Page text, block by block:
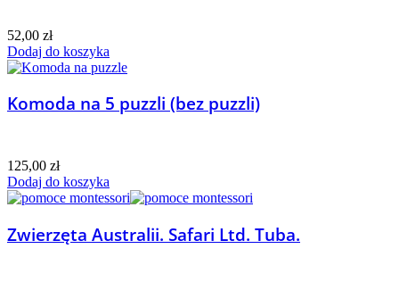
52,00 zł
Dodaj do koszyka
Komoda na 5 puzzli (bez puzzli)
125,00 zł
Dodaj do koszyka
Zwierzęta Australii. Safari Ltd. Tuba.